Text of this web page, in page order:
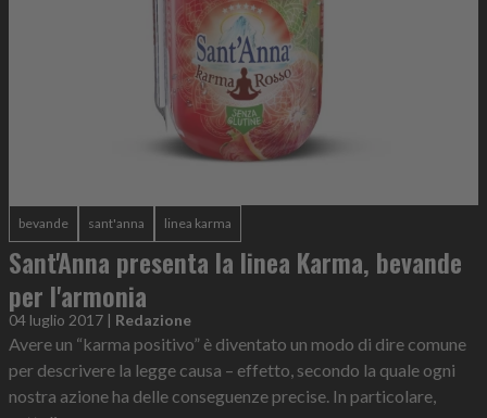
bevande sant'anna linea karma
Sant'Anna presenta la linea Karma, bevande
per l'armonia
04 luglio 2017 | Redazione
Avere un “karma positivo” è diventato un modo di dire comune
per descrivere la legge causa – effetto, secondo la quale ogni
nostra azione ha delle conseguenze precise. In particolare,